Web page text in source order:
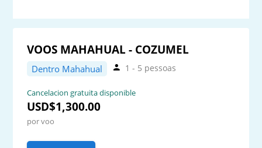
VOOS MAHAHUAL - COZUMEL
Dentro Mahahual 1 - 5 pessoas
Cancelacion gratuita disponible
USD$1,300.00
por voo